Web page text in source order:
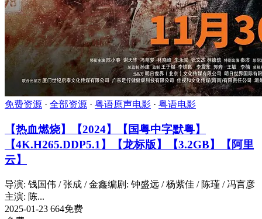
免费资源 · 全部资源 · 粤语原声电影 · 粤语电影
【热血燃烧】【2024】【国粤中字默粤】
【4K.H265.DDP5.1】【龙标版】【3.2GB】【阿里
云】
导演: 钱国伟 / 张成 / 金鑫编剧: 钟盛远 / 杨紫佳 / 陈瑾 / 冯言彦
主演: 陈...
2025-01-23 664免费